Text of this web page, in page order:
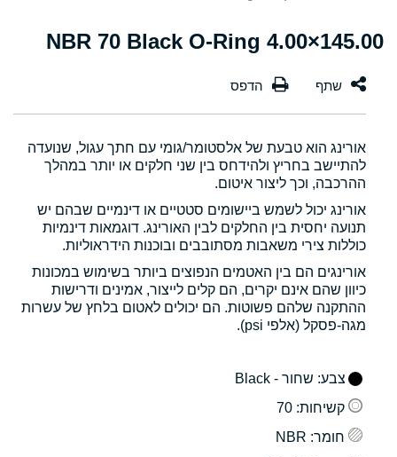
145.00×4.00 NBR 70 Black O-Ring
אורינג הוא טבעת של אלסטומר/גומי עם חתך עגול, שנועדה
להתיישב בחריץ ולהידחס בין שני חלקים או יותר במהלך
ההרכבה, וכך ליצור איטום.
אורינג יכול לשמש ביישומים סטטיים או דינמיים שבהם יש
תנועה יחסית בין החלקים לבין האורינג. דוגמאות דינמיות
כוללות צירי משאבות מסתובבים ובוכנות הידראוליות.
אורינגים הם בין האטמים הנפוצים ביותר בשימוש במכונות
כיוון שהם אינם יקרים, הם קלים לייצור, אמינים ודרישות
ההתקנה שלהם פשוטות. הם יכולים לאטום בלחץ של עשרות
מגה-פסקל (אלפי psi).
צבע: שחור - Black
קשיחות: 70
חומר: NBR